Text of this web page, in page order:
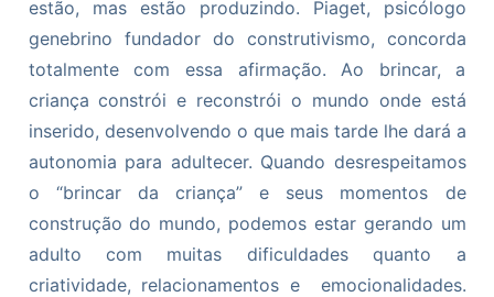
estão, mas estão produzindo. Piaget, psicólogo
genebrino fundador do construtivismo, concorda
totalmente com essa afirmação. Ao brincar, a
criança constrói e reconstrói o mundo onde está
inserido, desenvolvendo o que mais tarde lhe dará a
autonomia para adultecer. Quando desrespeitamos
o “brincar da criança” e seus momentos de
construção do mundo, podemos estar gerando um
adulto com muitas dificuldades quanto a
criatividade, relacionamentos e emocionalidades.